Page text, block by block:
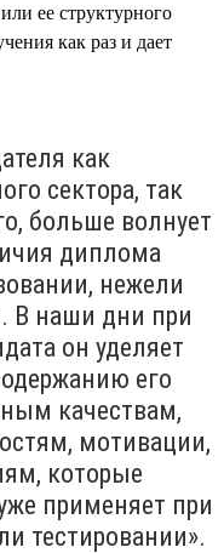
ее структурного
как раз и дает
как
сектора, так
больше волнует
диплома
нежели
В наши дни при
он уделяет
его
качествам,
мотивации,
которые
применяет при
тестировании».